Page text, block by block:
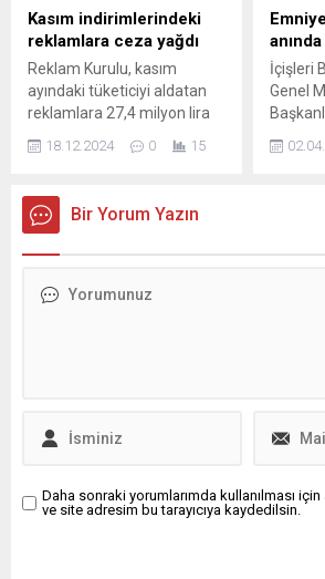
açıkladı.
Kasım indirimlerindeki
reklamlara ceza yağdı
Reklam Kurulu, kasım
ayındaki tüketiciyi aldatan
reklamlara 27,4 milyon lira
ceza uygulanmasına karar
verdi. Kurul resen ya da
64 dosyanın işleme alındığını
ve 57 dosyanın mevzuata
18.12.2024 0 15
İçişleri
Genel
"daha
Bir Yorum Yazın
Daha sonraki yorumlarımda kullanılması
ve site adresim bu tarayıcıya kaydedilsin.